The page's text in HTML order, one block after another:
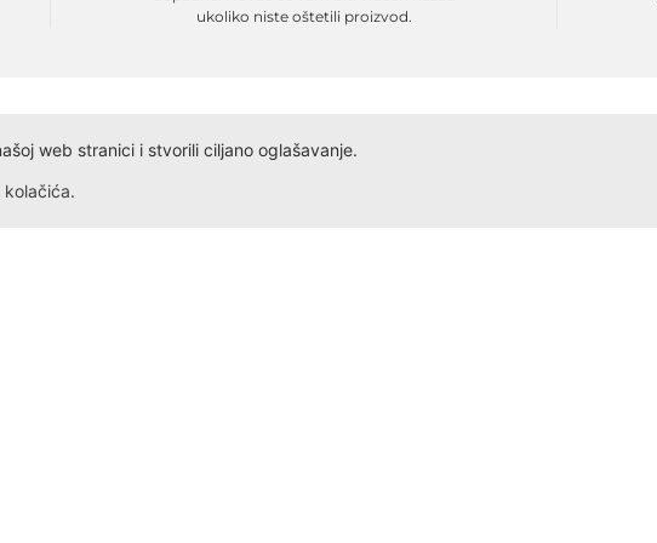
ukoliko niste oštetili proizvod.
web stranici i stvorili ciljano oglašavanje.
kolačića.